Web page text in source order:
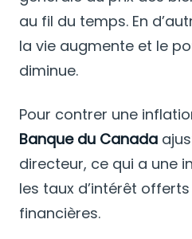
au fil du temps. En
la vie augmente et le
diminue.
Pour contrer une
Banque du Canada
directeur, ce qui a une
les taux d’intérêt
financières.